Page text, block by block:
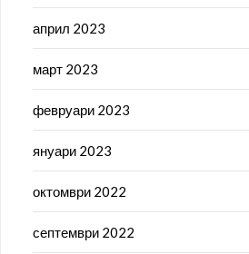
април 2023
март 2023
февруари 2023
януари 2023
октомври 2022
септември 2022